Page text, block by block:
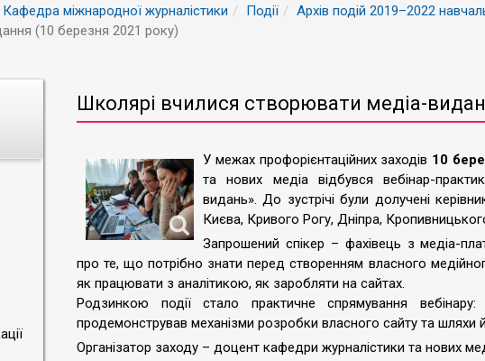
Кафедра міжнародної журналістики Події
Архів подій 2019–2022
(10 березня 2021 року)
Школярі вчилися створювати медіа-
У межах профорієнтаційних заходів 10
та нових медіа відбувся вебінар-
видань». До зустрічі були долучені
Києва, Кривого Рогу, Дніпра,
Запрошений спікер – фахівець з медіа-
про те, що потрібно знати перед створенням власного
як працювати з аналітикою, як заробляти на сайтах.
Родзинкою події стало практичне спрямування
продемонстрував механізми розробки власного сайту та шляхи
Організатор заходу – доцент кафедри журналістики та нових